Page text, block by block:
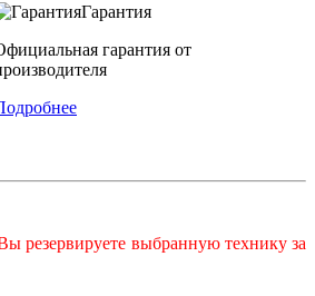
Гарантия
гарантия от
резервируете выбранную технику за